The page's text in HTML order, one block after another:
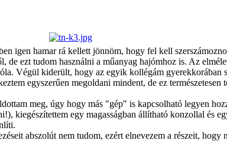
igen hamar rá kellett jönnöm, hogy fel kell
de ezt tudom használni a műanyag hajómhoz is. Az
Végül kiderült, hogy az egyik kollégám gyerekkorában
egyszerűen megoldani mindent, de ez természetesen
meg, úgy hogy más "gép" is kapcsolható legyen
kiegészítettem egy magasságban állítható konzollal és
abszolút nem tudom, ezért elnevezem a részeit, hogy